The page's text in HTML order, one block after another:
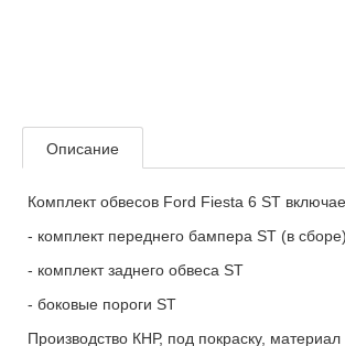
Описание
Комплект обвесов Ford Fiesta 6 ST
- комплект переднего бампера ST (в сборе)
- комплект заднего обвеса ST
- боковые пороги ST
Производство КНР, под покраску,